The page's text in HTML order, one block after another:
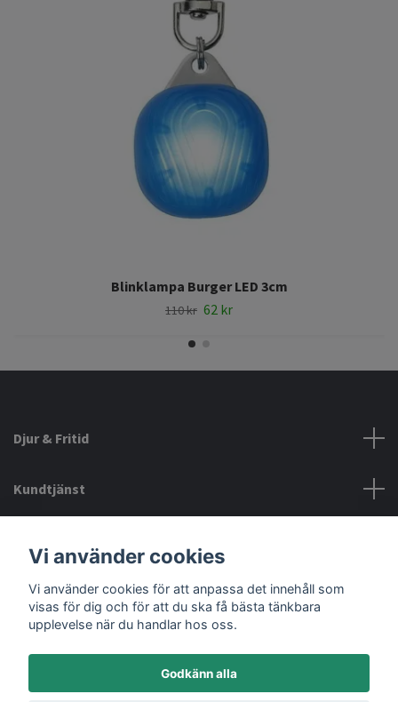
Blinklampa Burger LED 3cm
110 kr 62 kr
Djur & Fritid
Kundtjänst
Sociala medier
Vi använder cookies
Vi använder cookies för att anpassa det innehåll som
visas för dig och för att du ska få bästa tänkbara
upplevelse när du handlar hos oss.
Godkänn alla